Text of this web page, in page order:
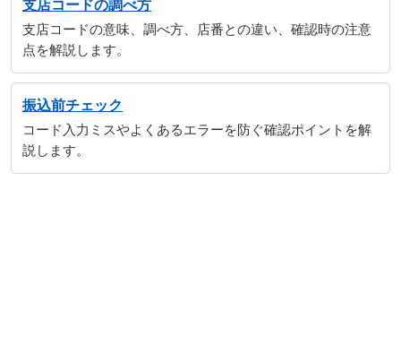
支店コードの調べ方
支店コードの意味、調べ方、店番との違い、確認時の注意
点を解説します。
振込前チェック
コード入力ミスやよくあるエラーを防ぐ確認ポイントを解
説します。